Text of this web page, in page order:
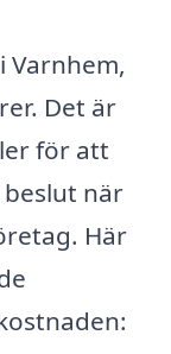
Varnhem,
Det är
för att
när
Här